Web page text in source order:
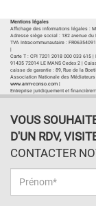
Mentions légales
Affichage des informations légales :
Adresse siège social : 182 avenue du
TVA Intracommunautaire :
Carte T : CPI 7201 2018 000 033 615
91435 72014 LE MANS Cedex 2 |
caisse de garantie : 89, Rue de la
Association Nationale des Médiateurs
www.anm-conso.com
Entreprise juridiquement et
VOUS
D'UN RDV,
CONTACTER